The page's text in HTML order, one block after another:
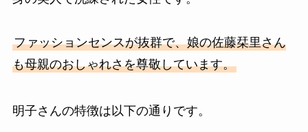
ファッションセンスが抜群で、娘の佐藤栞里さん
も母親のおしゃれさを尊敬しています。
明子さんの特徴は以下の通りです。